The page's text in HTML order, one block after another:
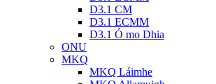
D3.1 CM
D3.1 ECMM
D3.1 Ó mo Dhia
ONU
MKQ
MKQ Láimhe